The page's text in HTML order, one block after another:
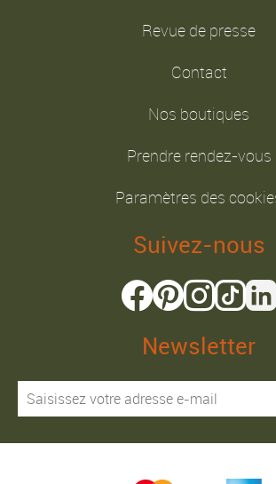
Revue de presse
Contact
Nos boutiques
Prendre rendez-vous
Paramètres des
Suivez-nous
Newsletter